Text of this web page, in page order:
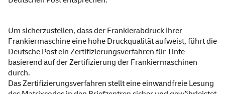
Um sicherzustellen, dass der Frankierabdruck Ihrer
Frankiermaschine eine hohe Druckqualität aufweist, führt die
Deutsche Post ein Zertifizierungsverfahren für Tinte
basierend auf der Zertifizierung der Frankiermaschinen
durch.
Das Zertifizierungsverfahren stellt eine einwandfreie Lesung